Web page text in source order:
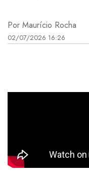
Por Maurício Rocha
02/07/2026 16:26